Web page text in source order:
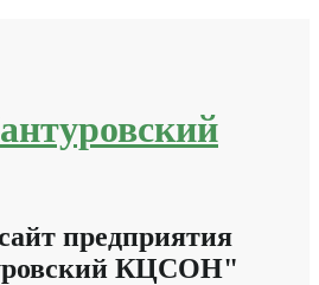
предприятия
КЦСОН"